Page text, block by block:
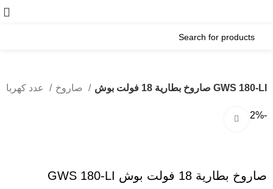
صاروخ بطارية 18 فولت بوش GWS 180-LI
-2%
صاروخ بطارية 18 فولت بوش GWS 180-LI